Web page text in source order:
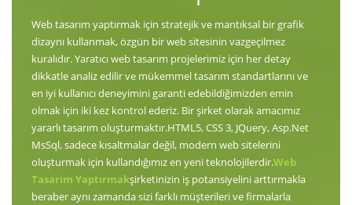
Web tasarım yaptırmak için stratejik ve mantıksal bir grafik
dizaynı kullanmak, özgün bir web sitesinin vazgeçilmez
kuralıdır. Yaratıcı web tasarım projelerimiz için her detay
dikkatle analiz edilir ve mükemmel tasarım standartlarını ve
en iyi kullanıcı deneyimini garanti edebildiğimizden emin
olmak için iki kez kontrol ederiz. Bir şirket olarak amacımız
yararlı tasarım oluşturmaktır.HTML5, CSS 3, JQuery, Asp.Net
MsSql, sadece kısaltmalar değil, modern web sitelerini
oluşturmak için kullandığımız en yeni teknolojilerdir.Web
Tasarım Yaptırmakşirketinizin iş potansiyelini arttırmakla
beraber aynı zamanda sizi farklı müşterileri ve firmalarla